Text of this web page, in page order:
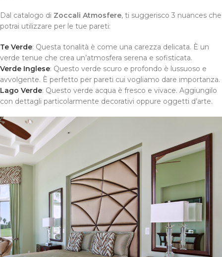
Dal catalogo di Zoccali Atmosfere, ti suggerisco 3 nuances che
potrai utilizzare per le tue pareti:
Te Verde: Questa tonalità è come una carezza delicata. È un
verde tenue che crea un’atmosfera serena e sofisticata.
Verde Inglese: Questo verde scuro e profondo è lussuoso e
avvolgente. È perfetto per pareti cui vogliamo dare importanza.
Lago Verde: Questo verde acqua è fresco e vivace. Aggiungilo
con dettagli particolarmente decorativi oppure oggetti d’arte.